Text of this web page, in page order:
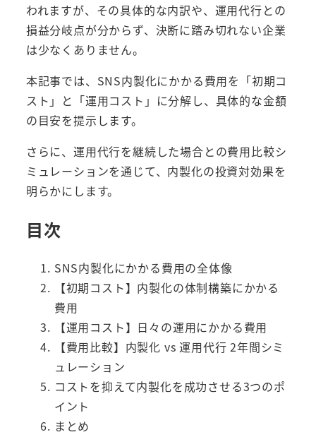
われますが、その具体的な内訳や、運用代行との
損益分岐点が分からず、決断に踏み切れない企業
は少なくありません。
本記事では、SNS内製化にかかる費用を「初期コ
スト」と「運用コスト」に分解し、具体的な金額
の目安を提示します。
さらに、運用代行を継続した場合との費用比較シ
ミュレーションを通じて、内製化の投資対効果を
明らかにします。
目次
SNS内製化にかかる費用の全体像
【初期コスト】内製化の体制構築にかかる
費用
【運用コスト】日々の運用にかかる費用
【費用比較】内製化 vs 運用代行 2年間シミ
ュレーション
コストを抑えて内製化を成功させる3つのポ
イント
まとめ